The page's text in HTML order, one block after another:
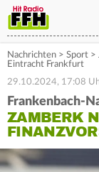
Nachrichten > Sport >
Eintracht Frankfurt
29.10.2024, 17:08
Frankenbach-
ZAMBERK